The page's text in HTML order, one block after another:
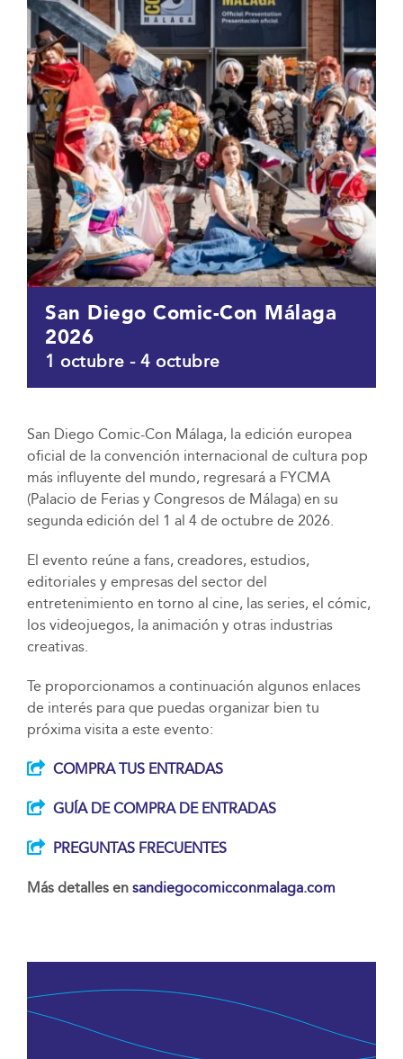
San Diego Comic-Con Málaga
2026
1 octubre - 4 octubre
San Diego Comic-Con Málaga, la edición europea
oficial de la convención internacional de cultura pop
más influyente del mundo, regresará a FYCMA
(Palacio de Ferias y Congresos de Málaga) en su
segunda edición del 1 al 4 de octubre de 2026.
El evento reúne a fans, creadores, estudios,
editoriales y empresas del sector del
entretenimiento en torno al cine, las series, el cómic,
los videojuegos, la animación y otras industrias
creativas.
Te proporcionamos a continuación algunos enlaces
de interés para que puedas organizar bien tu
próxima visita a este evento:
COMPRA TUS ENTRADAS
GUÍA DE COMPRA DE ENTRADAS
PREGUNTAS FRECUENTES
Más detalles en sandiegocomicconmalaga.com